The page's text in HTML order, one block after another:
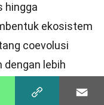
hingga
ekosistem
coevolusi
lebih